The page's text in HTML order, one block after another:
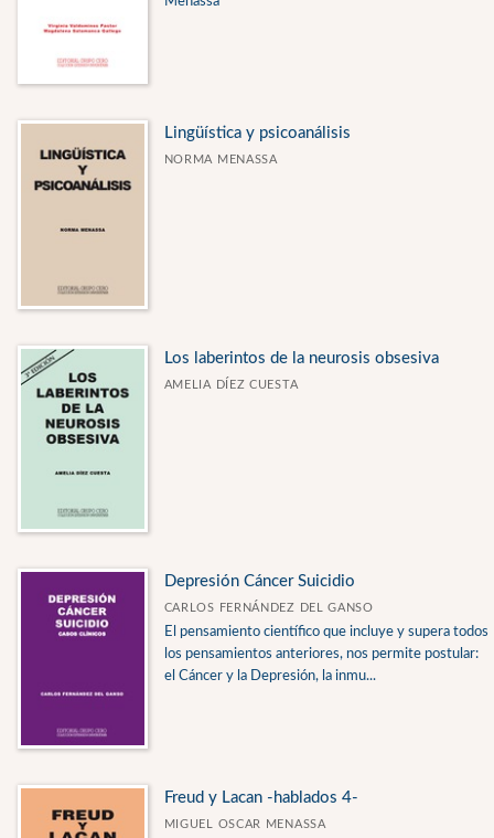
Lingüística y psicoanálisis
NORMA MENASSA
Los laberintos de la neurosis obsesiva
AMELIA DÍEZ CUESTA
Depresión Cáncer Suicidio
CARLOS FERNÁNDEZ DEL GANSO
El pensamiento científico que incluye y supera todos
los pensamientos anteriores, nos permite postular:
el Cáncer y la Depresión, la inmu...
Freud y Lacan -hablados 4-
MIGUEL OSCAR MENASSA